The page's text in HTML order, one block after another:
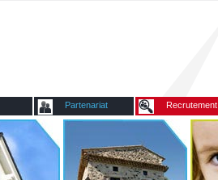
Partenariat Recrutement